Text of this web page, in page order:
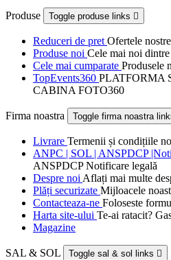
Produse Toggle produse links 
Reduceri de pret Ofertele
Produse noi Cele mai noi
Cele mai cumparate Produsele
TopEvents360 PLATFORMA
CABINA FOTO360
Firma noastra Toggle firma noastra
Livrare Termenii și condițiile
ANPC | SOL | ANSPDCP
ANSPDCP Notificare legală
Despre noi Aflați mai multe
Plăți securizate Mijloacele
Contacteaza-ne Foloseste
Harta site-ului Te-ai ratacit?
Magazine
SAL & SOL Toggle sal & sol links 